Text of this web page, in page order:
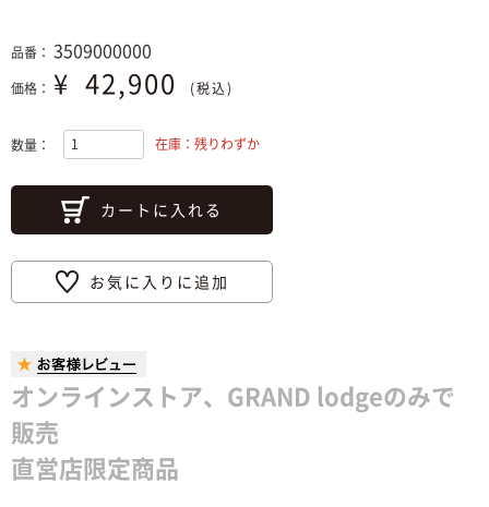
品番： 3509000000
価格： ¥ 42,900 (税込)
数量： 在庫：残りわずか
カートに入れる
お気に入りに追加
オンラインストア、GRAND lodgeのみで
販売
直営店限定商品